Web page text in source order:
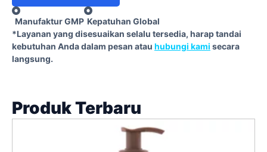
Manufaktur GMP Kepatuhan Global
*Layanan yang disesuaikan selalu tersedia, harap tandai
kebutuhan Anda dalam pesan atau hubungi kami secara
langsung.
Produk Terbaru